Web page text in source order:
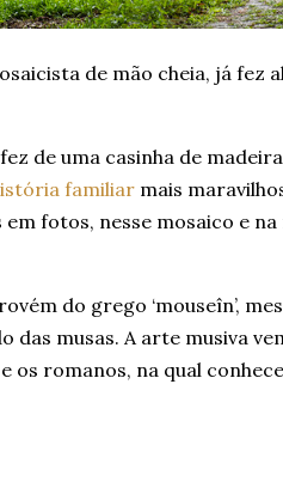
de mão cheia, já fez
de uma casinha de
familiar mais
fotos, nesse mosaico e
do grego ‘mouseîn’,
das musas. A arte musiva
os romanos, na qual